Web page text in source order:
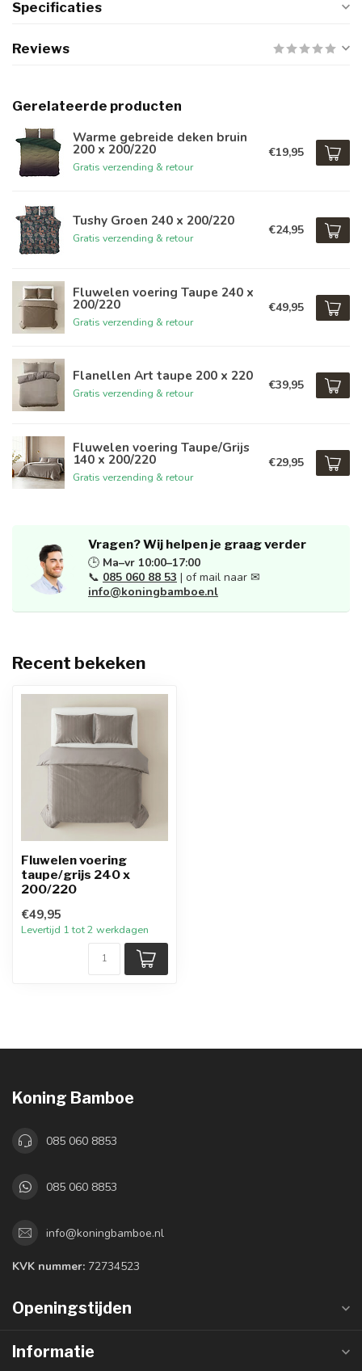
Specificaties
Reviews
Gerelateerde producten
Warme gebreide deken bruin
200 x 200/220
Gratis verzending & retour
€19,95
Tushy Groen 240 x 200/220
Gratis verzending & retour
€24,95
Fluwelen voering Taupe 240 x
200/220
Gratis verzending & retour
€49,95
Flanellen Art taupe 200 x 220
Gratis verzending & retour
€39,95
Fluwelen voering Taupe/Grijs
140 x 200/220
Gratis verzending & retour
€29,95
Vragen? Wij helpen je graag verder
🕒 Ma–vr 10:00–17:00
📞 085 060 88 53 | of mail naar ✉
info@koningbamboe.nl
Recent bekeken
Fluwelen voering
taupe/grijs 240 x
200/220
€49,95
Levertijd 1 tot 2 werkdagen
Koning Bamboe
085 060 8853
085 060 8853
info@koningbamboe.nl
KVK nummer: 72734523
Openingstijden
Informatie